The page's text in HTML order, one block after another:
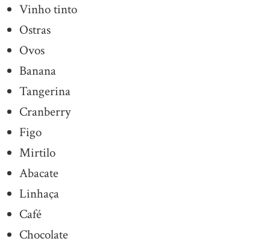
Vinho tinto
Ostras
Ovos
Banana
Tangerina
Cranberry
Figo
Mirtilo
Abacate
Linhaça
Café
Chocolate